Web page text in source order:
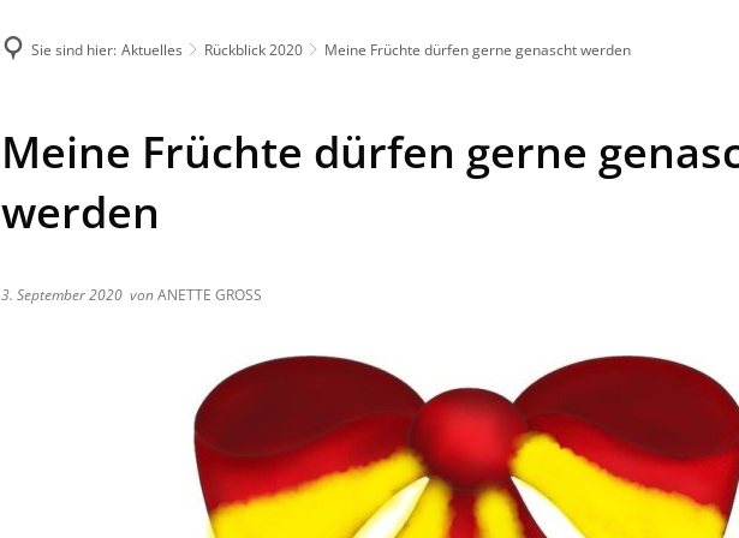
Sie sind hier: Aktuelles Rückblick 2020 Meine Früchte dürfen gerne genascht werden
Meine Früchte dürfen gerne
werden
3. September 2020 vonANETTE GROSS